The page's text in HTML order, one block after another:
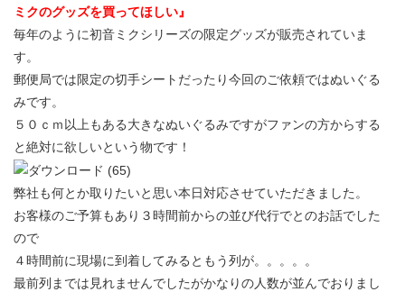
ミクのグッズを買ってほしい』
毎年のように初音ミクシリーズの限定グッズが販売されていま
す。
郵便局では限定の切手シートだったり今回のご依頼ではぬいぐる
みです。
５０ｃｍ以上もある大きなぬいぐるみですがファンの方からする
と絶対に欲しいという物です！
弊社も何とか取りたいと思い本日対応させていただきました。
お客様のご予算もあり３時間前からの並び代行でとのお話でした
ので
４時間前に現場に到着してみるともう列が。。。。。
最前列までは見れませんでしたがかなりの人数が並んでおりまし